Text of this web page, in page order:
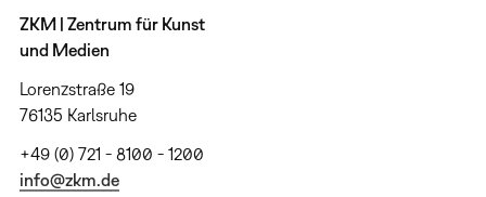
ZKM | Zentrum für Kunst
und Medien
Lorenzstraße 19
76135 Karlsruhe
+49 (0) 721 - 8100 - 1200
info@zkm.de